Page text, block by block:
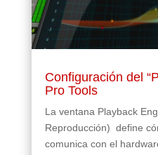
Configuración del
Pro Tools
La ventana Playback
Reproducción) define
comunica con el